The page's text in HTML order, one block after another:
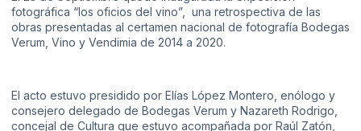
fotográfica “los oficios del vino”, una retrospectiva de las
obras presentadas al certamen nacional de fotografía Bodegas
Verum, Vino y Vendimia de 2014 a 2020.
El acto estuvo presidido por Elías López Montero, enólogo y
consejero delegado de Bodegas Verum y Nazareth Rodrigo,
concejal de Cultura que estuvo acompañada por Raúl Zatón,